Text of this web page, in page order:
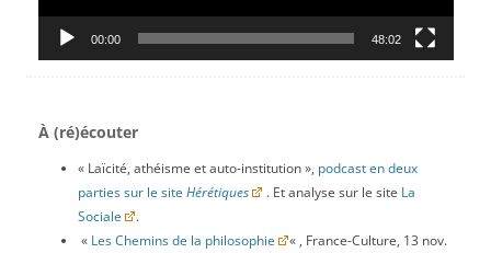
00:00 48:02
À (ré)écouter
« Laïcité, athéisme et auto-institution », podcast en deux
parties sur le site Hérétiques . Et analyse sur le site La
Sociale
.
« Les Chemins de la philosophie
« , France-Culture, 13 nov.